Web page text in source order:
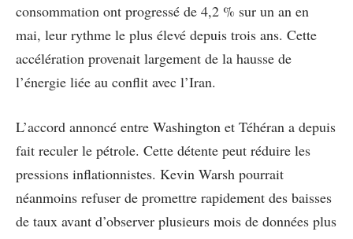
consommation ont progressé de 4,2 % sur un an en
mai, leur rythme le plus élevé depuis trois ans. Cette
accélération provenait largement de la hausse de
l’énergie liée au conflit avec l’Iran.
L’accord annoncé entre Washington et Téhéran a depuis
fait reculer le pétrole. Cette détente peut réduire les
pressions inflationnistes. Kevin Warsh pourrait
néanmoins refuser de promettre rapidement des baisses
de taux avant d’observer plusieurs mois de données plus